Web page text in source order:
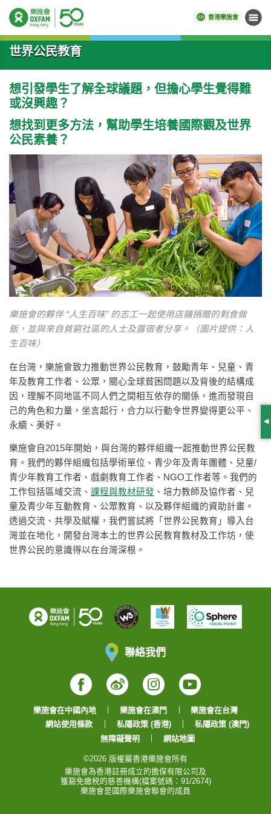
香港樂施會 目錄
開始主要內容
世界公民教育
想引發學生了解全球議題，但擔心學生覺得難
或沒興趣？
想找到更多方法，幫助學生培養國際觀及世界
公民素養？
樂施會的夥伴 “人生百味” 的志工一起使用店鋪捐贈的剩食做
飯，並與來自貧窮社區的人士及露宿者分享。（圖片提供：人
生百味）
在台灣，樂施會致力推動世界公民教育，鼓勵青年、兒童、青
年及教育工作者、公眾，關心全球貧困問題以及背後的結構成
因，理解不同地區不同人們之間相互依存的關係，進而發現自
己的角色和力量，坐言起行，合力以行動令世界變得更公平、
永續、美好。
樂施會自2015年開始，與台灣的夥伴組織一起推動世界公民教
育。我們的夥伴組織包括學術單位、青少年及青年團體、兒童/
青少年教育工作者、戲劇教育工作者、NGO工作者等。我們的
工作包括區域交流、 課程與教材研發 、培力教師及協作者、兒
童及青少年互動教育、公眾教育、以及夥伴組織的資助計畫。
透過交流、共學及賦權，我們嘗試將「世界公民教育」導入台
灣並在地化，開發台灣本土的世界公民教育教材及工作坊，使
世界公民的意識得以在台灣深根。
聯絡我們
Facebook
WeiboInstagram
YouTube
樂施會在中國內地 樂施會在澳門
樂施會在台灣
網站使用條款
私隱政策 (香港)
私隱政策 (澳門)
無障礙聲明
網站地圖
©2026 版權屬香港樂施會所有
樂施會為香港註冊成立的擔保有限公司及
獲豁免繳税的慈善機構(檔案號碼：91/2674)
樂施會是國際樂施會聯會的成員